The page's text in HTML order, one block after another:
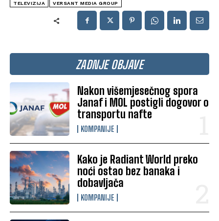
ZADNJE OBJAVE
Nakon višemjesečnog spora
Janaf i MOL postigli dogovor o
transportu nafte
KOMPANIJE
Kako je Radiant World preko
noći ostao bez banaka i
dobavljača
KOMPANIJE
TELEVIZIJA VERSANT MEDIA GROUP